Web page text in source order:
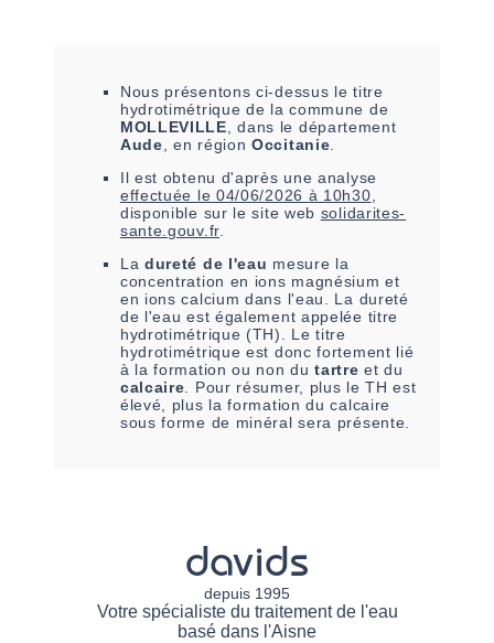
Nous présentons ci-dessus le titre
hydrotimétrique de la commune de
MOLLEVILLE , dans le département
Aude , en régionOccitanie
Il est obtenu d'après une analyse
effectuée le 04/06/2026 à 10h30
disponible sur le site web solidarites-
sante.gouv.fr.
La dureté de l'eau mesure la
concentration en ions magnésium et
en ions calcium dans l'eau. La dureté
de l'eau est également appelée titre
hydrotimétrique (TH). Le titre
hydrotimétrique est donc fortement lié
à la formation ou non dutartre et du
calcaire . Pour résumer, plus le TH est
élevé, plus la formation du calcaire
sous forme de minéral sera présente.
davids
depuis 1995
Votre spécialiste du traitement de l'eau
basé dans l'Aisne